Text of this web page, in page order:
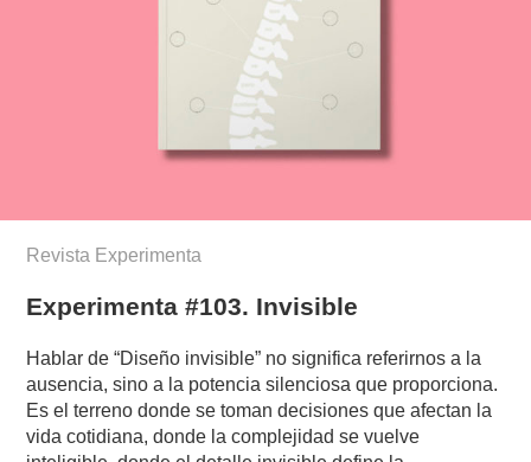
Revista Experimenta
Experimenta #103. Invisible
Hablar de “Diseño invisible” no significa referirnos a la
ausencia, sino a la potencia silenciosa que proporciona.
Es el terreno donde se toman decisiones que afectan la
vida cotidiana, donde la complejidad se vuelve